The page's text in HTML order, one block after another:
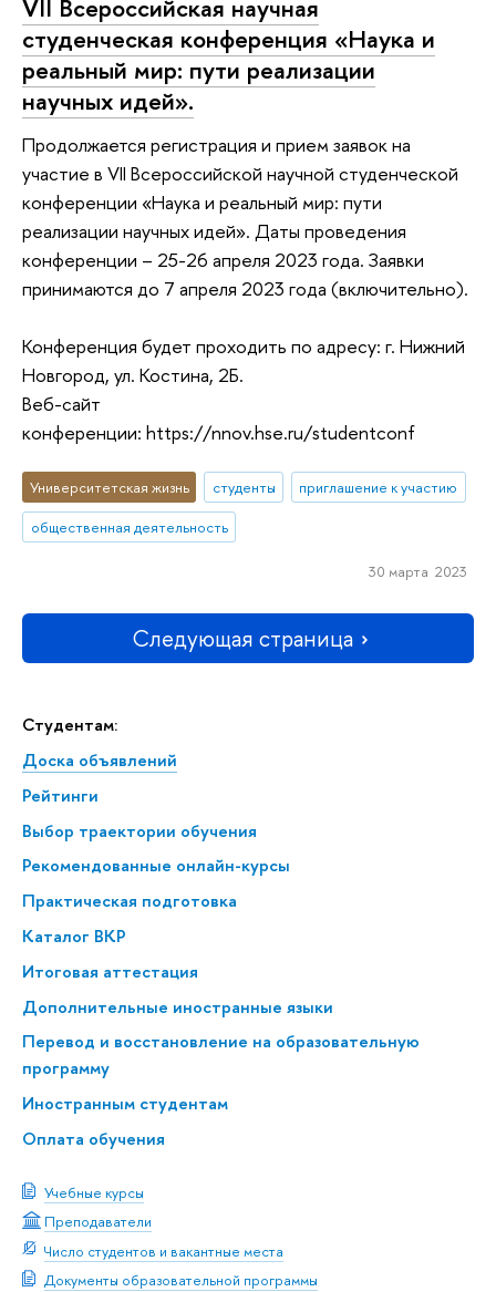
Студентам:
Доска объявлений
Рейтинги
Выбор траектории обучения
Рекомендованные онлайн-курсы
Практическая подготовка
Каталог ВКР
Итоговая аттестация
Дополнительные иностранные языки
Перевод и восстановление на образовательную
программу
Иностранным студентам
Оплата обучения
Учебные курсы
Преподаватели
Число студентов и вакантные места
Документы образовательной программы
VII Всероссийская научная
студенческая конференция «Наука и
реальный мир: пути реализации
научных идей».
Продолжается регистрация и прием заявок на
участие в VII Всероссийской научной студенческой
конференции «Наука и реальный мир: пути
реализации научных идей». Даты проведения
конференции – 25-26 апреля 2023 года. Заявки
принимаются до 7 апреля 2023 года (включительно).
Конференция будет проходить по адресу: г. Нижний
Новгород, ул. Костина, 2Б.
Веб-сайт
конференции: https://nnov.hse.ru/studentconf
Университетская жизнь студенты
приглашение к участию
общественная деятельность
30 марта 2023
Следующая страница